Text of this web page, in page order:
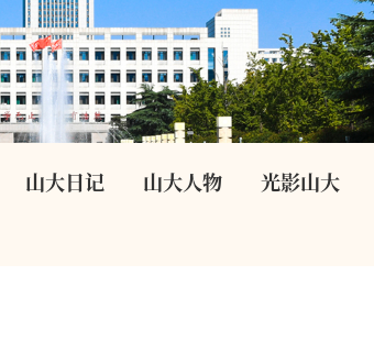
山大日记 山大人物 光影山大